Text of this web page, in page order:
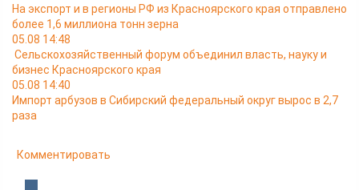
На экспорт и в регионы РФ из Красноярского края отправлено
более 1,6 миллиона тонн зерна
05.08 14:48
Сельскохозяйственный форум объединил власть, науку и
бизнес Красноярского края
05.08 14:40
Импорт арбузов в Сибирский федеральный округ вырос в 2,7
раза
Комментировать